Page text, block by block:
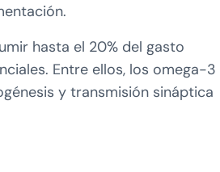
hasta el 20% del gasto
Entre ellos, los omega-3
y transmisión sináptica